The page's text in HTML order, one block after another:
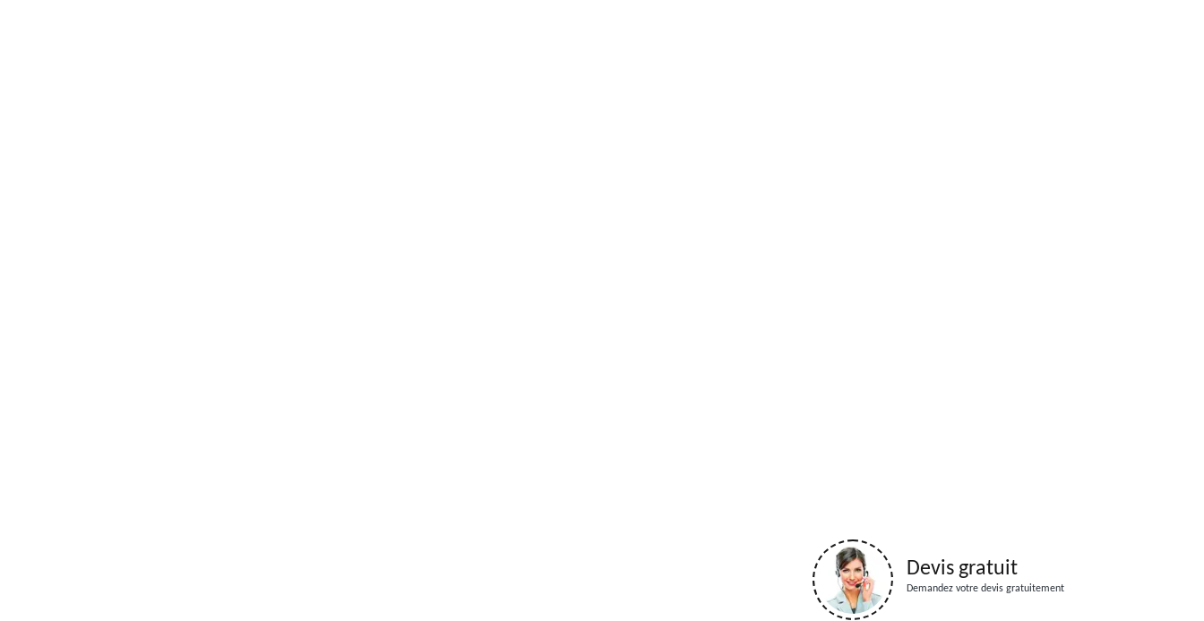
Devis gratuit
Demandez votre devis gratuitement